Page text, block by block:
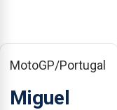
MotoGP/Portugal
Miguel